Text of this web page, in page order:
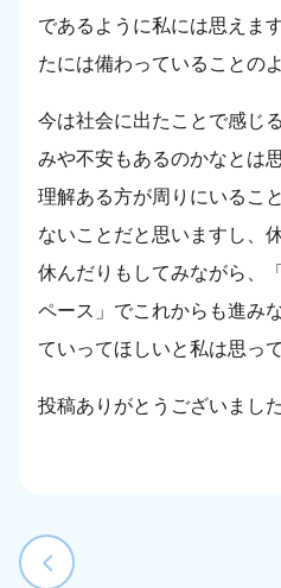
であるように私には思えま
たには備わっていることの
今は社会に出たことで感じ
みや不安もあるのかなとは
理解ある方が周りにいるこ
ないことだと思いますし、
休んだりもしてみながら、
ペース」でこれからも進み
ていってほしいと私は思っ
投稿ありがとうございました